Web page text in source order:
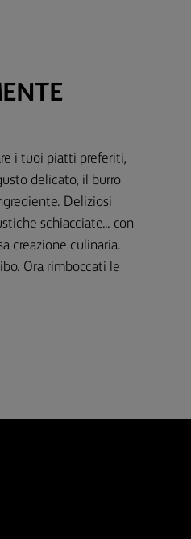
i tuoi piatti preferiti,
delicato, il burro
Deliziosi
schiacciate... con
creazione culinaria.
Ora rimboccati le